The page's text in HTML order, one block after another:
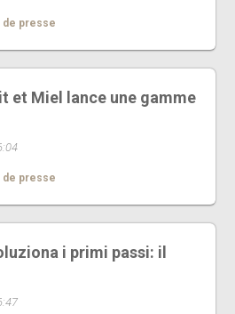
de presse
et Miel lance une gamme
de presse
i primi passi: il